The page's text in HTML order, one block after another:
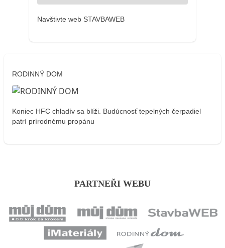
Navštivte web STAVBAWEB
RODINNÝ DOM
Koniec HFC chladív sa blíži. Budúcnosť tepelných čerpadiel
patrí prírodnému propánu
PARTNEŘI WEBU